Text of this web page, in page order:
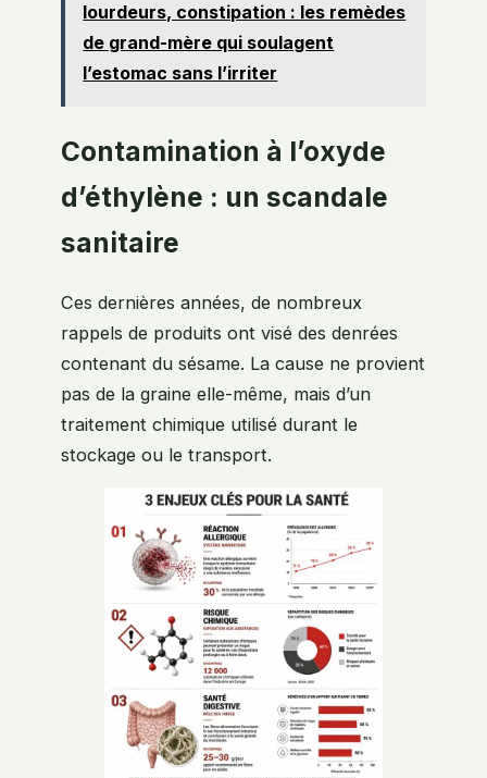
lourdeurs, constipation : les remèdes
de grand-mère qui soulagent
l’estomac sans l’irriter
Contamination à l’oxyde
d’éthylène : un scandale
sanitaire
Ces dernières années, de nombreux
rappels de produits ont visé des denrées
contenant du sésame. La cause ne provient
pas de la graine elle-même, mais d’un
traitement chimique utilisé durant le
stockage ou le transport.